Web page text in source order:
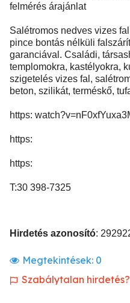
felmérés árajánlat
Salétromos nedves vizes
pince bontás nélküli
garanciával. Családi,
templomokra, kastélyokra,
szigetelés vizes fal,
beton, szilikát, terméskő,
https:
https:
https:
T:30 398-7325
Hirdetés azonosító:
Megtekintések: 0
Szabálytalan hirdetés?